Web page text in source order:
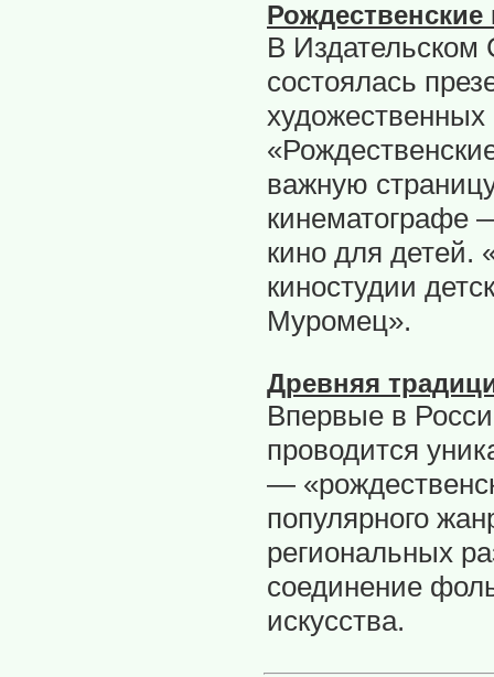
Рождественские
В Издательском
состоялась
важную
кинематографе
кино для детей.
киностудии
Муромец».
Древняя
Впервые в
проводится
—
популярного
региональных
соединение
искусства.